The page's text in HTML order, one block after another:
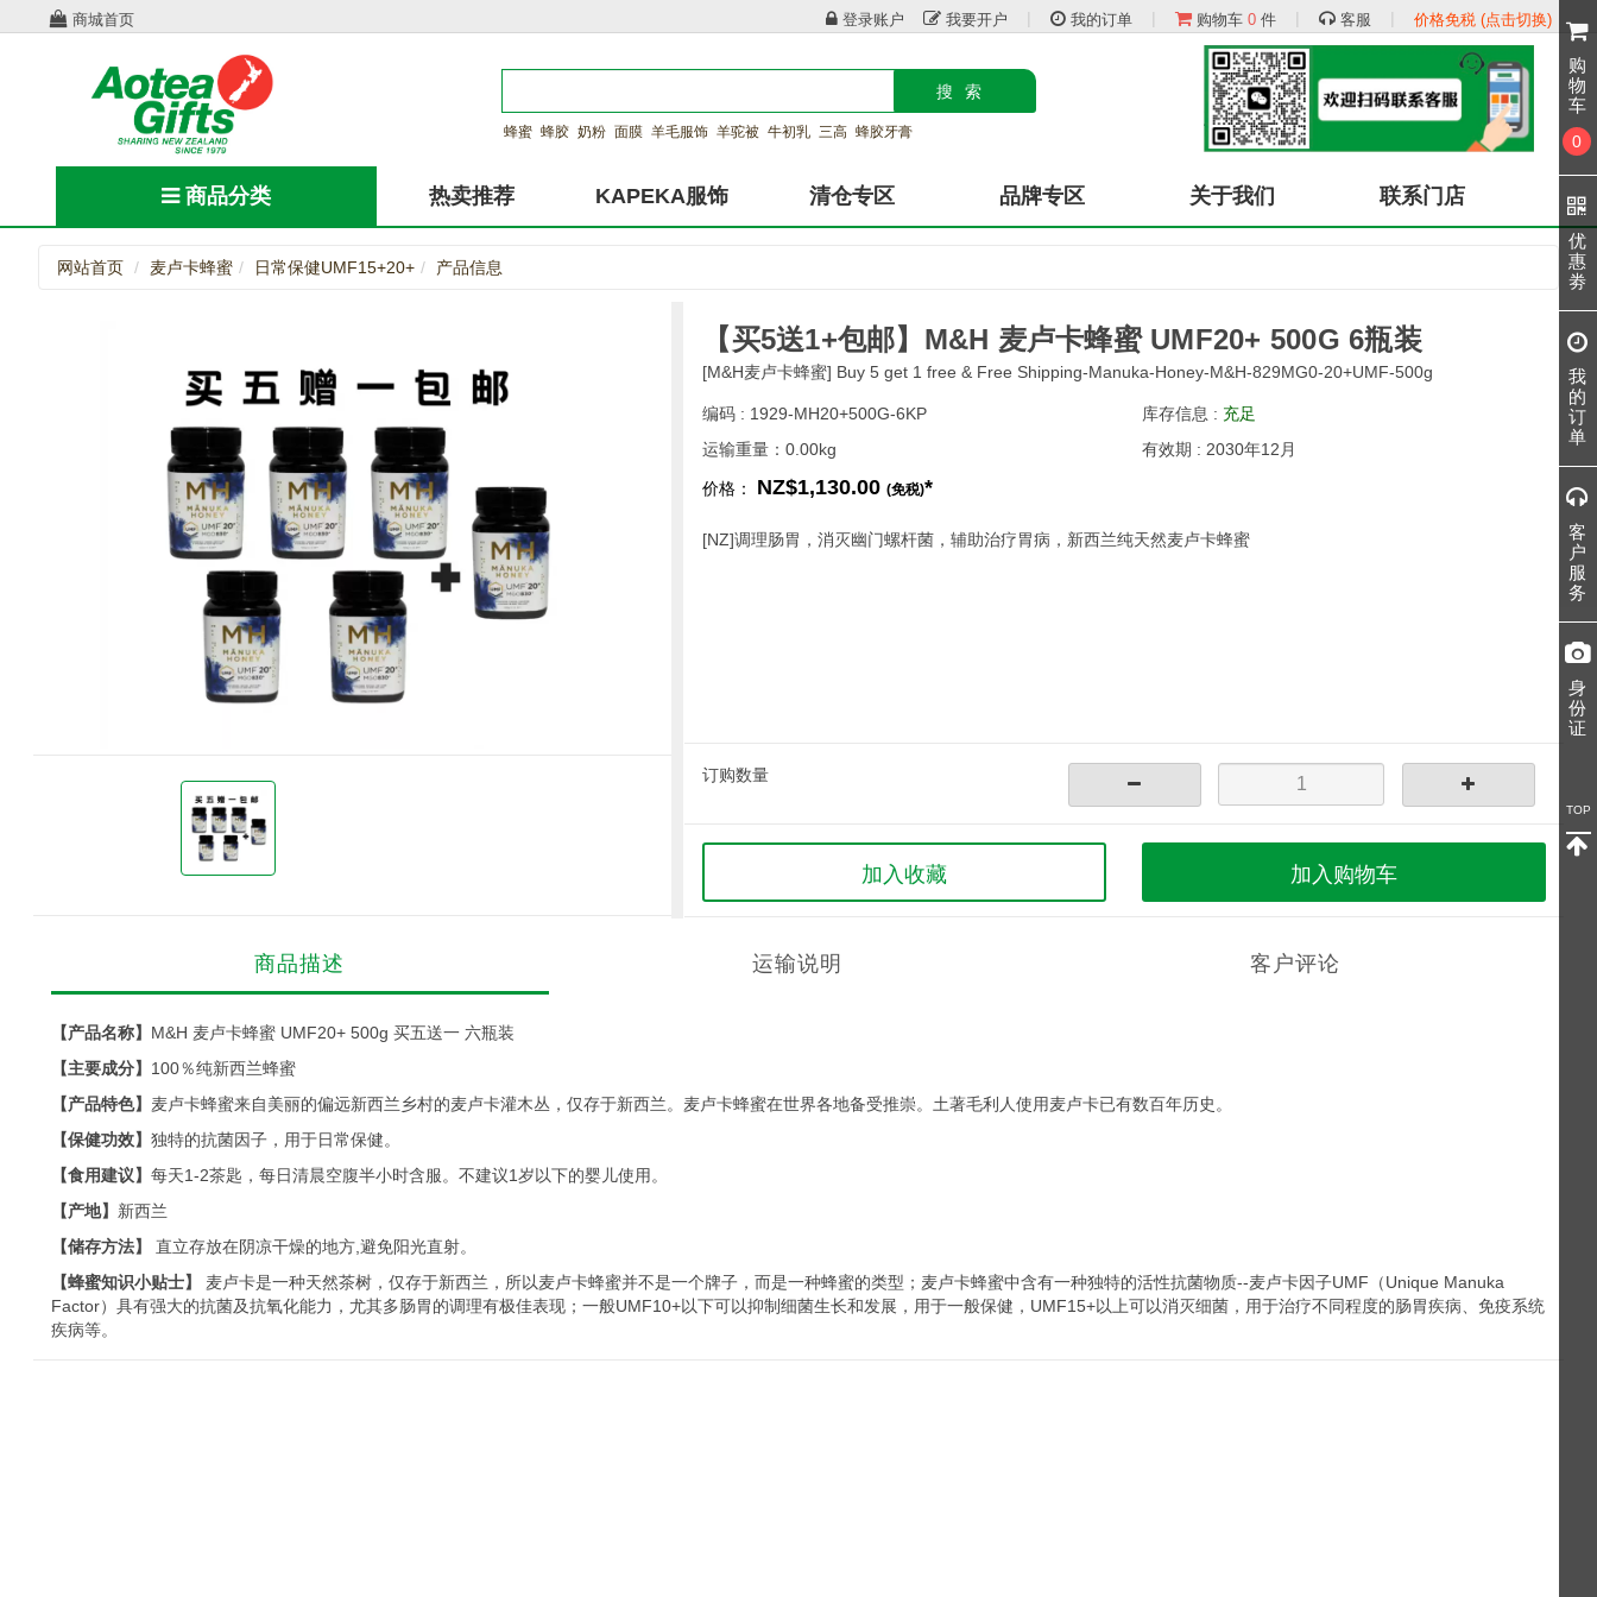
购
物
车
0
优
惠
劵
我
的
订
单
客
户
服
务
身
份
证
TOP
商城首页 登录账户 我要开户 | 我的订单 | 购物车 0件 | 客服 | 价格免税 (点击切换)
搜索
蜂蜜 蜂胶 奶粉 面膜 羊毛服饰 羊驼被 牛初乳 三高 蜂胶牙膏
商品分类 热卖推荐 KAPEKA服饰 清仓专区 品牌专区 关于我们 联系门店
网站首页 麦卢卡蜂蜜 日常保健UMF15+20+ 产品信息
【买5送1+包邮】M&H 麦卢卡蜂蜜 UMF20+ 500G 6瓶装
[M&H麦卢卡蜂蜜] Buy 5 get 1 free & Free Shipping-Manuka-Honey-M&H-829MG0-20+UMF-500g
编码 : 1929-MH20+500G-6KP 库存信息 : 充足
运输重量：0.00kg
有效期 : 2030年12月
价格： NZ$1,130.00(免税)*
[NZ]调理肠胃，消灭幽门螺杆菌，辅助治疗胃病，新西兰纯天然麦卢卡蜂蜜
订购数量
加入收藏 加入购物车
商品描述 运输说明 客户评论
【产品名称】 M&H 麦卢卡蜂蜜 UMF20+ 500g 买五送一 六瓶装
【主要成分】 100％纯新西兰蜂蜜
【产品特色】 麦卢卡蜂蜜来自美丽的偏远新西兰乡村的麦卢卡灌木丛，仅存于新西兰。麦卢卡蜂蜜在世界各地备受推崇。土著毛利人使用麦卢卡已有数百年历史。
【保健功效】 独特的抗菌因子，用于日常保健。
【食用建议】 每天1-2茶匙，每日清晨空腹半小时含服。不建议1岁以下的婴儿使用。
【产地】 新西兰
【储存方法】
直立存放在阴凉干燥的地方,避免阳光直射。
【蜂蜜知识小贴士】
麦卢卡是一种天然茶树，仅存于新西兰，所以麦卢卡蜂蜜并不是一个牌子，而是一种蜂蜜的类型；麦卢卡蜂蜜中含有一种独特的活性抗菌物质--麦卢卡因子UMF（Unique Manuka
Factor）具有强大的抗菌及抗氧化能力，尤其多肠胃的调理有极佳表现；一般UMF10+以下可以抑制细菌生长和发展，用于一般保健，UMF15+以上可以消灭细菌，用于治疗不同程度的肠胃疾病、免疫系统
疾病等。